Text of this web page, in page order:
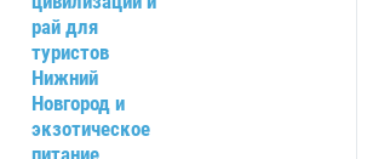
рай для
туристов
Нижний
Новгород и
экзотическое
питание